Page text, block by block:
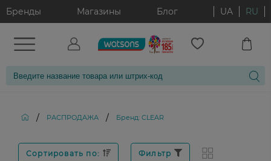
Бренды Магазины Блог UA RU
/ РАСПРОДАЖА / Бренд: CLEAR
Сортировать по: Фильтр